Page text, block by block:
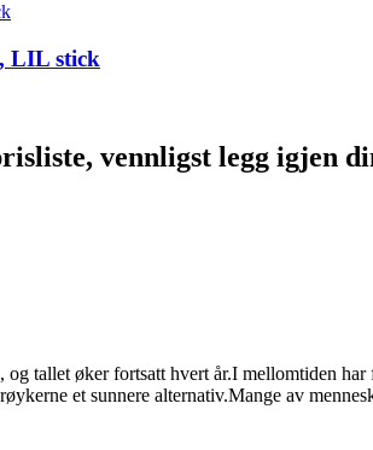
LIL stick
vennligst legg igjen
tallet øker fortsatt hvert år.I mellomtiden
et sunnere alternativ.Mange av